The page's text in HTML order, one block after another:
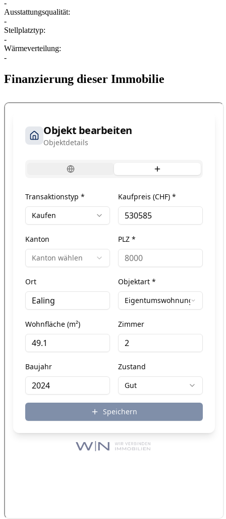
-
Ausstattungsqualität:
-
Stellplatztyp:
-
Wärmeverteilung:
-
Finanzierung dieser Immobilie